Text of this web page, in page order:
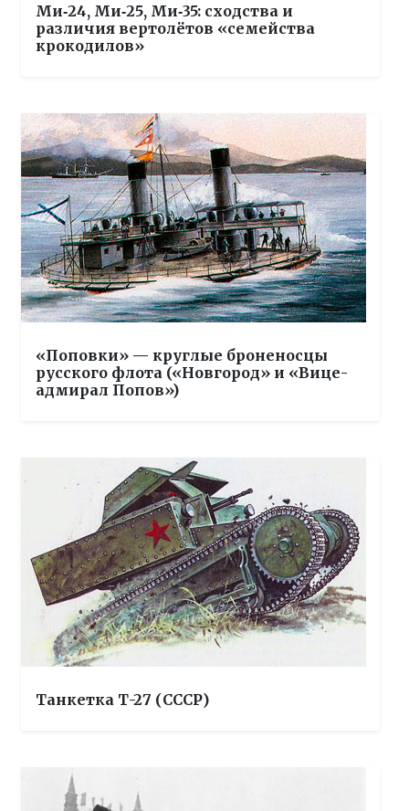
Ми‑24, Ми‑25, Ми‑35: сходства и
различия вертолётов «семейства
крокодилов»
«Поповки» — круглые броненосцы
русского флота («Новгород» и «Вице-
адмирал Попов»)
Танкетка Т-27 (СССР)